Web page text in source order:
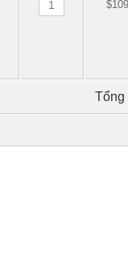
Tổng